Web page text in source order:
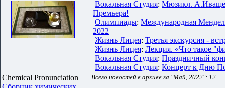
Chemical Pronunciation
Вокальная Студия: Мюзикл.
Премьера!
Олимпиады: Международная
2022
Жизнь Лицея: Третья экскурсия -
Жизнь Лицея: Лекция. «Что такое
Вокальная Студия: Праздничный
Вокальная Студия: Концерт к Дню
Всего новостей в архиве за "Май, 2022": 12